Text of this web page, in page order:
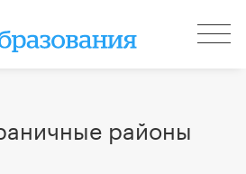
районы